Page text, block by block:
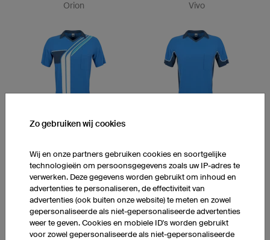
Orion Vivo
Road
Quest Strike
Zo gebruiken wij cookies
Wij en onze partners gebruiken cookies en soortgelijke
technologieën om persoonsgegevens zoals uw IP-adres te
verwerken. Deze gegevens worden gebruikt om inhoud en
advertenties te personaliseren, de effectiviteit van
advertenties (ook buiten onze website) te meten en zowel
gepersonaliseerde als niet-gepersonaliseerde advertenties
weer te geven. Cookies en mobiele ID's worden gebruikt
voor zowel gepersonaliseerde als niet-gepersonaliseerde